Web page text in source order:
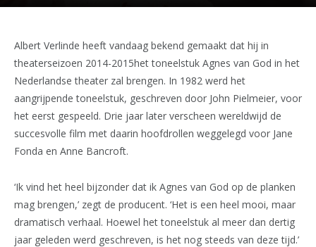
Albert Verlinde heeft vandaag bekend gemaakt dat hij in
theaterseizoen 2014-2015het toneelstuk Agnes van God in het
Nederlandse theater zal brengen. In 1982 werd het
aangrijpende toneelstuk, geschreven door John Pielmeier, voor
het eerst gespeeld. Drie jaar later verscheen wereldwijd de
succesvolle film met daarin hoofdrollen weggelegd voor Jane
Fonda en Anne Bancroft.
‘Ik vind het heel bijzonder dat ik Agnes van God op de planken
mag brengen,’ zegt de producent. ‘Het is een heel mooi, maar
dramatisch verhaal. Hoewel het toneelstuk al meer dan dertig
jaar geleden werd geschreven, is het nog steeds van deze tijd.’